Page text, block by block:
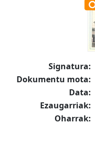
Signatura:
Dokumentu mota:
Data:
Ezaugarriak:
Oharrak: